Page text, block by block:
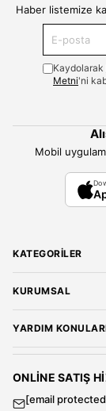
Haber listemize
Kaydolarak
Metni'ni
Mobil
KATEGORILER
Bluz
Gömlek
T-Shirt
KURUMSAL
Mağazalarımız
Gizlilik ve Güvenlik
YARDIM
Üyelik Sözleşmesi
Kargo ve Teslimat
ONLINE SATIŞ
[email